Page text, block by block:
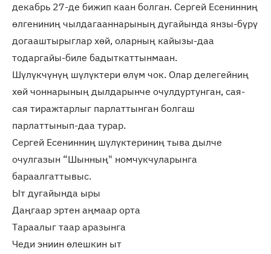
декабрь 27-де бижип каан болган. Сергей Есенинниң
өлгениниң чылдагааннарының дугайында янзы-бүрү
догааштырыглар хөй, оларның кайызы-даа
тодаргайы-биле бадыткаттынмаан.
Шүлүкчүнүң шүлүктери өлүм чок. Олар делегейниң
хөй чоннарының дылдарынче очулдуртунган, сая-
сая тиражтарлыг парлаттынган болгаш
парлаттынып-даа турар.
Сергей Есенинниң шүлүктериниң тыва дылче
очулгазын “Шынның" номчукчуларынга
бараалгаттывыс.
Ыт дугайында ыры
Даңгаар эртен аңмаар орта
Тараалыг таар аразынга
Чеди эниин өлешкин ыт